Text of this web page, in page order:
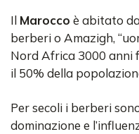
Il Marocco è abitato
berberi o Amazigh,
Nord Africa 3000 anni
il 50% della
Per secoli i berberi
dominazione e